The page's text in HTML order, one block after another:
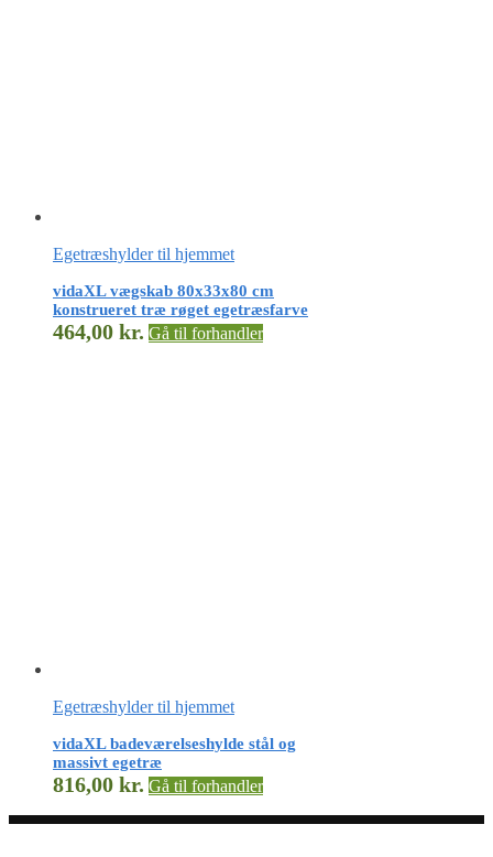
Egetræshylder til hjemmet
vidaXL vægskab 80x33x80 cm
konstrueret træ røget egetræsfarve
464,00 kr. Gå til forhandler
Egetræshylder til hjemmet
vidaXL badeværelseshylde stål og
massivt egetræ
816,00 kr. Gå til forhandler